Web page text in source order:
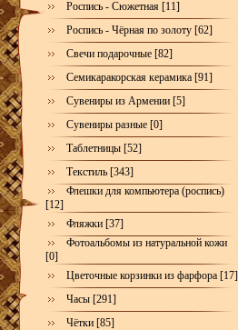
Роспись - Сюжетная [11]
Роспись - Чёрная по золоту [62]
Свечи подарочные [82]
Семикаракорская керамика [91]
Сувениры из Армении [5]
Сувениры разные [0]
Таблетницы [52]
Текстиль [343]
Флешки для компьютера (роспись)
[12]
Фляжки [37]
Фотоальбомы из натуральной кожи
[0]
Цветочные корзинки из фарфора [17]
Часы [291]
Чётки [85]